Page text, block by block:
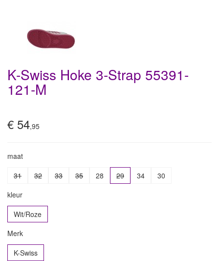
K-Swiss Hoke 3-Strap 55391-
121-M
€ 54,95
maat
31
32 33 35 28 29 34
30
kleur
Wit/Roze
Merk
K-Swiss